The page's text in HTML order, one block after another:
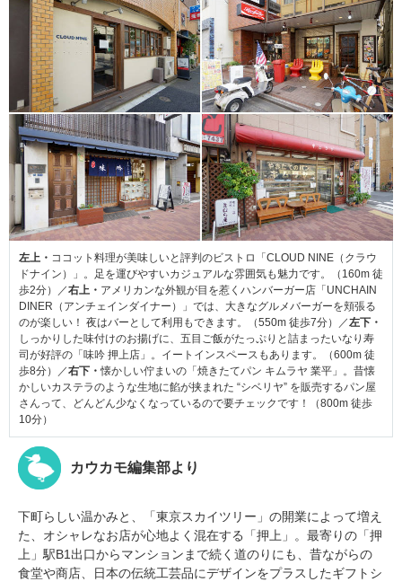
左上・ ココット料理が美味しいと評判のビストロ「CLOUD NINE（クラウ
ドナイン）」。足を運びやすいカジュアルな雰囲気も魅力です。（160m 徒
歩2分）／右上・ アメリカンな外観が目を惹くハンバーガー店「UNCHAIN
DINER（アンチェインダイナー）」では、大きなグルメバーガーを頬張る
のが楽しい！ 夜はバーとして利用もできます。（550m 徒歩7分）／左下・
しっかりした味付けのお揚げに、五目ご飯がたっぷりと詰まったいなり寿
司が好評の「味吟 押上店」。イートインスペースもあります。（600m 徒
歩8分）／右下・懐かしい佇まいの「焼きたてパン キムラヤ 業平」。昔懐
かしいカステラのような生地に餡が挟まれた “シベリヤ” を販売するパン屋
さんって、どんどん少なくなっているので要チェックです！（800m 徒歩
10分）
カウカモ編集部より
下町らしい温かみと、「東京スカイツリー」の開業によって増え
た、オシャレなお店が心地よく混在する「押上」。最寄りの「押
上」駅B1出口からマンションまで続く道のりにも、昔ながらの
食堂や商店、日本の伝統工芸品にデザインをプラスしたギフトシ